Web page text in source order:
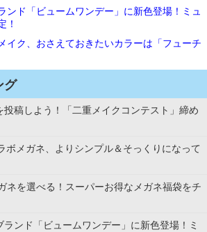
ンド「ビュームワンデー」に新色登場！ミュ
！
イク、おさえておきたいカラーは「フューチ
グ
投稿しよう！「二重メイクコンテスト」締め
ボメガネ、よりシンプル＆そっくりになって
ネを選べる！スーパーお得なメガネ福袋をチ
ランド「ビュームワンデー」に新色登場！ミ